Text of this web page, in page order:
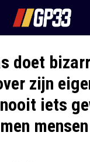
doet
zijn
iets